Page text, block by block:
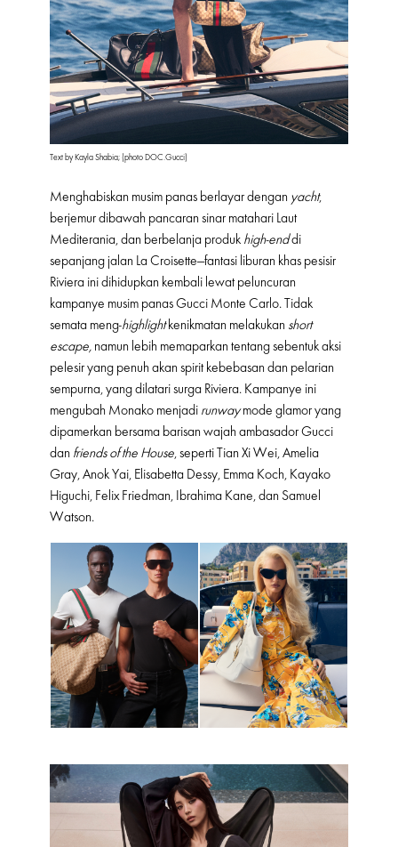
Text by Kayla Shabia; (photo DOC.Gucci)
Menghabiskan musim panas berlayar dengan yacht,
berjemur dibawah pancaran sinar matahari Laut
Mediterania, dan berbelanja produk high-enddi
sepanjang jalan La Croisette—fantasi liburan khas pesisir
Riviera ini dihidupkan kembali lewat peluncuran
kampanye musim panas Gucci Monte Carlo. Tidak
semata meng-highlightkenikmatan melakukan short
escape, namun lebih memaparkan tentang sebentuk aksi
pelesir yang penuh akan spirit kebebasan dan pelarian
sempurna, yang dilatari surga Riviera. Kampanye ini
mengubah Monako menjadi runwaymode glamor yang
dipamerkan bersama barisan wajah ambasador Gucci
dan friends of the House, seperti Tian Xi Wei, Amelia
Gray, Anok Yai, Elisabetta Dessy, Emma Koch, Kayako
Higuchi, Felix Friedman, Ibrahima Kane, dan Samuel
Watson.